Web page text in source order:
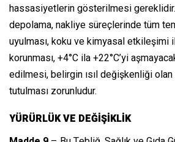
hassasiyetlerin gösterilmesi
depolama, nakliye süreçlerinde tüm
uyulması, koku ve kimyasal etkileşimi
korunması, +4°C ila +22°C’yi
edilmesi, belirgin ısıl değişkenliği
tutulması zorunludur.
YÜRÜRLÜK VE DEĞİŞİKLİK